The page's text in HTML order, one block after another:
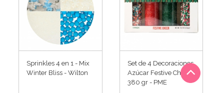
Sprinkles 4 en 1 - Mix
Winter Bliss - Wilton
Set de 4 Decoraciones
Azúcar Festive Cheer
380 gr - PME